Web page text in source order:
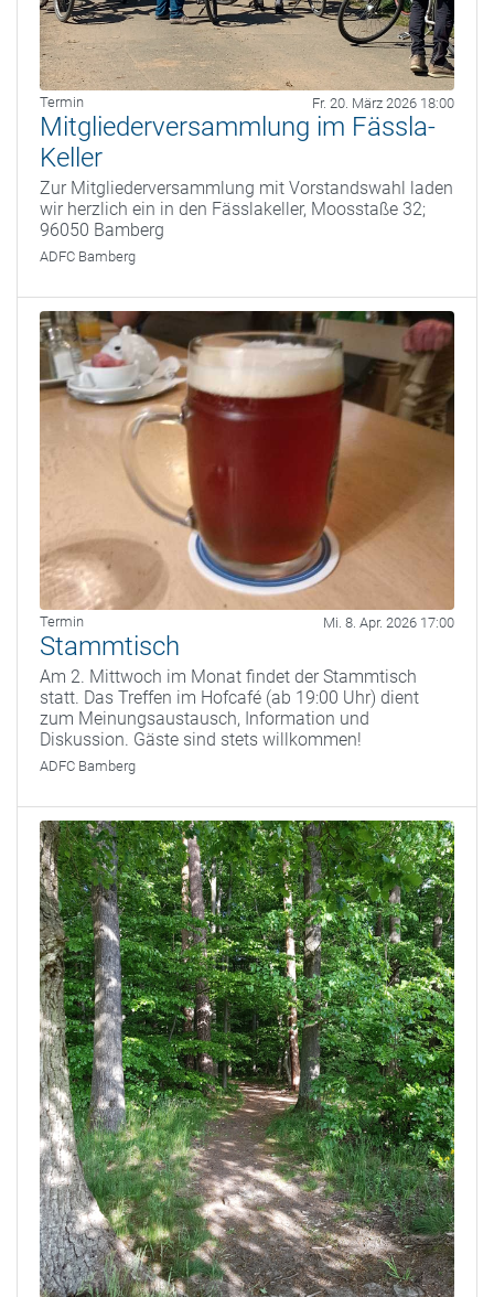
Termin Fr. 20. März 2026 18:00
Mitgliederversammlung im Fässla-
Keller
Zur Mitgliederversammlung mit Vorstandswahl laden
wir herzlich ein in den Fässlakeller, Moosstaße 32;
96050 Bamberg
ADFC Bamberg
Termin Mi. 8. Apr. 2026 17:00
Stammtisch
Am 2. Mittwoch im Monat findet der Stammtisch
statt. Das Treffen im Hofcafé (ab 19:00 Uhr) dient
zum Meinungsaustausch, Information und
Diskussion. Gäste sind stets willkommen!
ADFC Bamberg